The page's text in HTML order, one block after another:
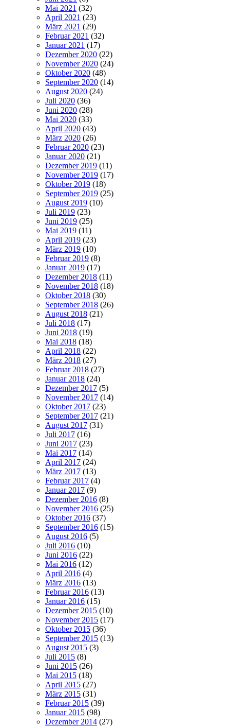
Mai 2021 (32)
April 2021 (23)
März 2021 (29)
Februar 2021 (32)
Januar 2021 (17)
Dezember 2020 (22)
November 2020 (24)
Oktober 2020 (48)
September 2020 (14)
August 2020 (24)
Juli 2020 (36)
Juni 2020 (28)
Mai 2020 (33)
April 2020 (43)
März 2020 (26)
Februar 2020 (23)
Januar 2020 (21)
Dezember 2019 (11)
November 2019 (17)
Oktober 2019 (18)
September 2019 (25)
August 2019 (10)
Juli 2019 (23)
Juni 2019 (25)
Mai 2019 (11)
April 2019 (23)
März 2019 (10)
Februar 2019 (8)
Januar 2019 (17)
Dezember 2018 (11)
November 2018 (18)
Oktober 2018 (30)
September 2018 (26)
August 2018 (21)
Juli 2018 (17)
Juni 2018 (19)
Mai 2018 (18)
April 2018 (22)
März 2018 (27)
Februar 2018 (27)
Januar 2018 (24)
Dezember 2017 (5)
November 2017 (14)
Oktober 2017 (23)
September 2017 (21)
August 2017 (31)
Juli 2017 (16)
Juni 2017 (23)
Mai 2017 (14)
April 2017 (24)
März 2017 (13)
Februar 2017 (4)
Januar 2017 (9)
Dezember 2016 (8)
November 2016 (25)
Oktober 2016 (37)
September 2016 (15)
August 2016 (5)
Juli 2016 (10)
Juni 2016 (22)
Mai 2016 (12)
April 2016 (4)
März 2016 (13)
Februar 2016 (13)
Januar 2016 (15)
Dezember 2015 (10)
November 2015 (17)
Oktober 2015 (36)
September 2015 (13)
August 2015 (3)
Juli 2015 (8)
Juni 2015 (26)
Mai 2015 (18)
April 2015 (27)
März 2015 (31)
Februar 2015 (39)
Januar 2015 (98)
Dezember 2014 (27)